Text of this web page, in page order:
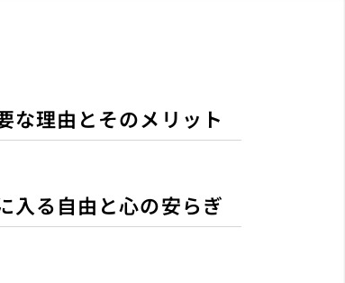
な理由とそのメリット
入る自由と心の安らぎ